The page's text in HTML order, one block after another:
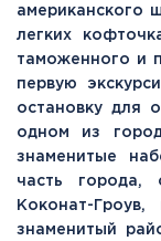
американского
легких
таможенного и
первую
остановку для
одном из
знаменитые
часть города,
Коконат-
знаменитый